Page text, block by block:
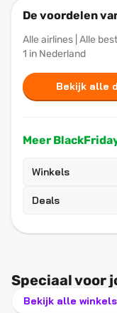
De voordelen
Alle airlines | Alle
1 in Nederland
Bekijk alle
Meer
Winkels
Deals
Speciaal voor
Bekijk alle winkels